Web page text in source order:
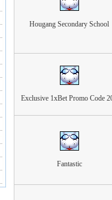
Hougang Secondary School
Exclusive 1xBet Promo Code
Fantastic